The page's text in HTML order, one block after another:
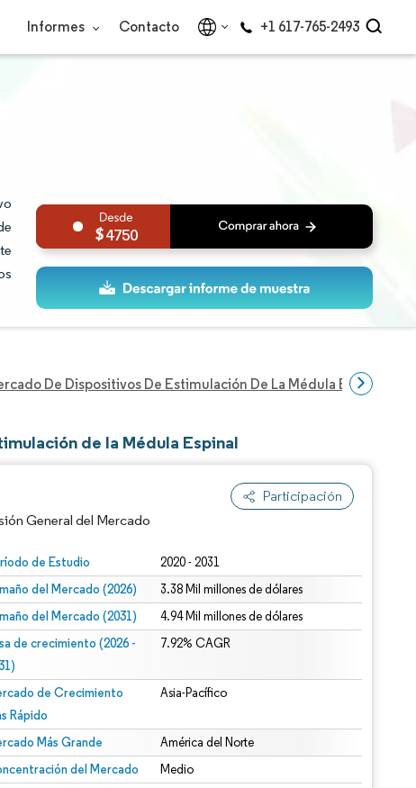
Informes Contacto +1 617-765-2493
4750
De Dispositivos De Estimulación De La Médula Espinal
de la Médula Espinal
Participación
General del Mercado
de Estudio 2020 - 2031
del Mercado (2026) 3.38 Mil millones de dólares
del Mercado (2031) 4.94 Mil millones de dólares
de crecimiento (2026 -
7.92% CAGR
de Crecimiento
Rápido
Asia-Pacífico
Más Grande América del Norte
del Mercado Medio
según CC BY 4.0.